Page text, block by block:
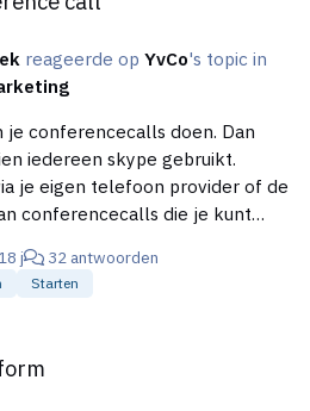
doel en het nut is van goede
de input ineens veel beter….
inschatten. Sterker nog, ‘de
rest’ is er nog veel slechter in ;-)
reageerde opYvCo's topic in
je conferencecalls doen. Dan
iedereen skype gebruikt.
je eigen telefoon provider of de
conferencecalls die je kunt
inclusief de kosten.
18 j 32 antwoorden
Starten